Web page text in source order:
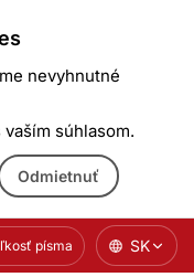
nevyhnutné
súhlasom.
Odmietnuť
písma SK